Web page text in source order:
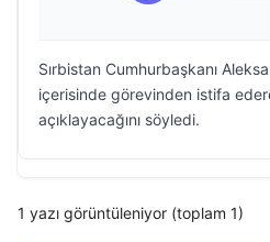
Sırbistan Cumhurbaşkanı
içerisinde görevinden istifa
açıklayacağını söyledi.
1 yazı görüntüleniyor (toplam 1)